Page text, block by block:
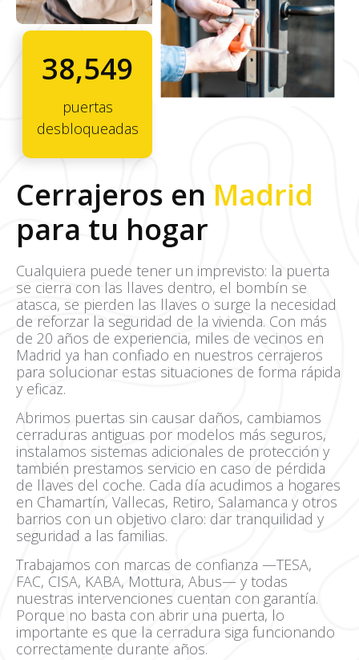
38,549
puertas
desbloqueadas
Cerrajeros en Madrid
para tu hogar
Cualquiera puede tener un imprevisto: la puerta
se cierra con las llaves dentro, el bombín se
atasca, se pierden las llaves o surge la necesidad
de reforzar la seguridad de la vivienda. Con más
de 20 años de experiencia, miles de vecinos en
Madrid ya han confiado en nuestros cerrajeros
para solucionar estas situaciones de forma rápida
y eficaz.
Abrimos puertas sin causar daños, cambiamos
cerraduras antiguas por modelos más seguros,
instalamos sistemas adicionales de protección y
también prestamos servicio en caso de pérdida
de llaves del coche. Cada día acudimos a hogares
en Chamartín, Vallecas, Retiro, Salamanca y otros
barrios con un objetivo claro: dar tranquilidad y
seguridad a las familias.
Trabajamos con marcas de confianza —TESA,
FAC, CISA, KABA, Mottura, Abus— y todas
nuestras intervenciones cuentan con garantía.
Porque no basta con abrir una puerta, lo
importante es que la cerradura siga funcionando
correctamente durante años.